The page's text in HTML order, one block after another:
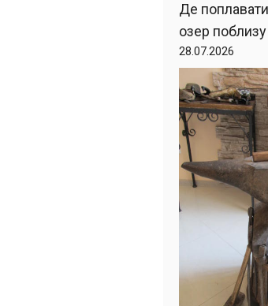
Де
озер
28.07.2026